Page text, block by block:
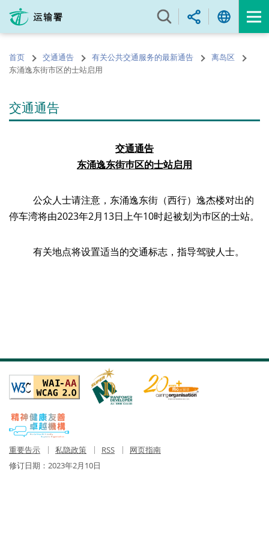
内
的
开
首页 交通通告 有关公共交通服务的最新通告
离岛区
东涌逸东街市区的士站启用
交通通告
交通通告
东涌逸东街巿区的士站启用
公众人士请注意，东涌逸东街（西行）逸杰楼对出的
停车湾将由2023年2月13日上午10时起被划为巿区的士站。
有关地点将设置适当的交通标志，指导驾驶人士。
重要告示 私隐政策 RSS
网页指南
修订日期： 2023年2月10日